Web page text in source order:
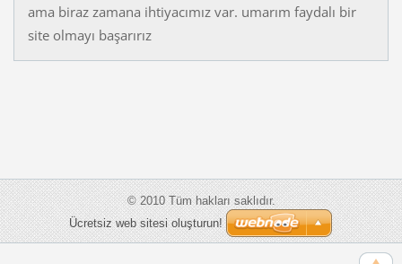
ama biraz zamana ihtiyacımız var. umarım faydalı bir
site olmayı başarırız
© 2010 Tüm hakları saklıdır.
Ücretsiz web sitesi oluşturun!